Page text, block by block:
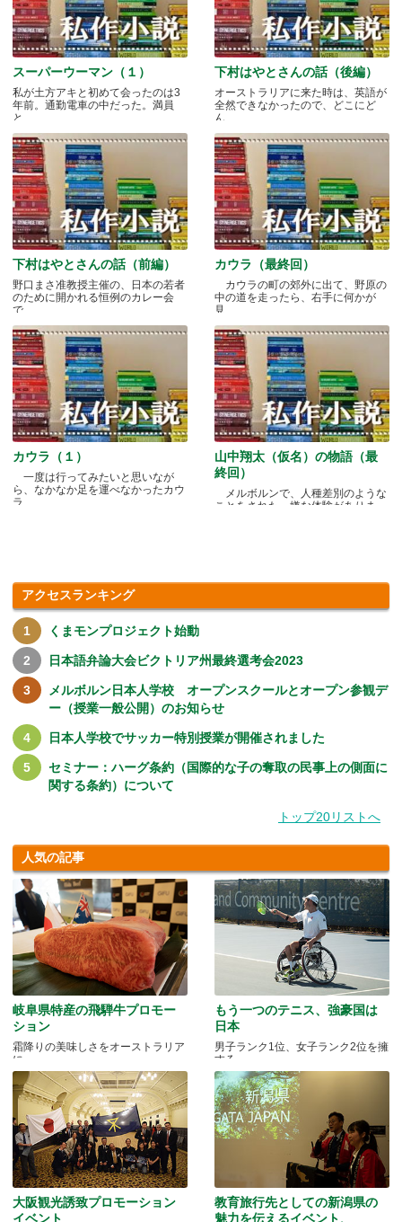
スーパーウーマン（１）
私が土方アキと初めて会ったのは3
年前。通勤電車の中だった。満員
と.....
下村はやとさんの話（後編）
オーストラリアに来た時は、英語が
全然できなかったので、どこにど
ん.....
下村はやとさんの話（前編）
野口まさ准教授主催の、日本の若者
のために開かれる恒例のカレー会
で.....
カウラ（最終回）
カウラの町の郊外に出て、野原の
中の道を走ったら、右手に何かが
見.....
カウラ（１）
一度は行ってみたいと思いなが
ら、なかなか足を運べなかったカウ
ラ.....
山中翔太（仮名）の物語（最
終回）
メルボルンで、人種差別のような
ことをされた、嫌な体験がありま
アクセスランキング
くまモンプロジェクト始動
日本語弁論大会ビクトリア州最終選考会2023
メルボルン日本人学校 オープンスクールとオープン参観デ
ー（授業一般公開）のお知らせ
日本人学校でサッカー特別授業が開催されました
セミナー：ハーグ条約（国際的な子の奪取の民事上の側面に
関する条約）について
トップ20リストへ
人気の記事
岐阜県特産の飛騨牛プロモー
ション
霜降りの美味しさをオーストラリア
に
もう一つのテニス、強豪国は
日本
男子ランク1位、女子ランク2位を擁
する
大阪観光誘致プロモーション
イベント
教育旅行先としての新潟県の
魅力を伝えるイベント、